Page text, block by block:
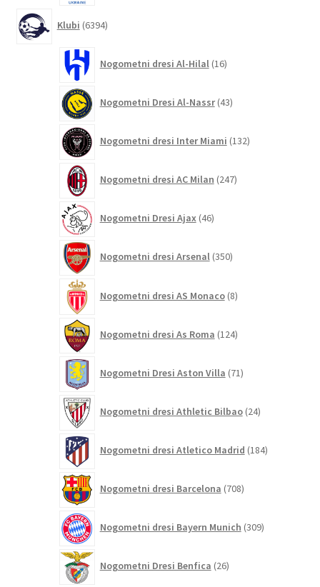
Klubi 6394izdelkov
Nogometni dresi Al-Hilal 16izdelkov
Nogometni Dresi Al-Nassr 43izdelkov
Nogometni dresi Inter Miami 132izdelkov
Nogometni dresi AC Milan 247izdelkov
Nogometni Dresi Ajax 46izdelkov
Nogometni dresi Arsenal 350izdelkov
Nogometni dresi AS Monaco 8izdelkov
Nogometni dresi As Roma 124izdelkov
Nogometni Dresi Aston Villa 71izdelkov
Nogometni dresi Athletic Bilbao 24izdelkov
Nogometni dresi Atletico Madrid 184izdelkov
Nogometni dresi Barcelona 708izdelkov
Nogometni dresi Bayern Munich 309izdelkov
Nogometni Dresi Benfica 26izdelkov